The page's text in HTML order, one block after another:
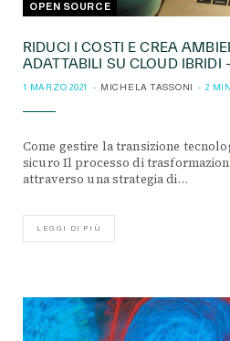
OPEN SOURCE
RIDUCI I COSTI E CREA
ADATTABILI SU CLOUD IBRIDI
1 MARZO 2021 MICHELA TASSONI 2
Come gestire la transizione
sicuro Il processo di
attraverso una strategia di…
LEGGI DI PIÙ